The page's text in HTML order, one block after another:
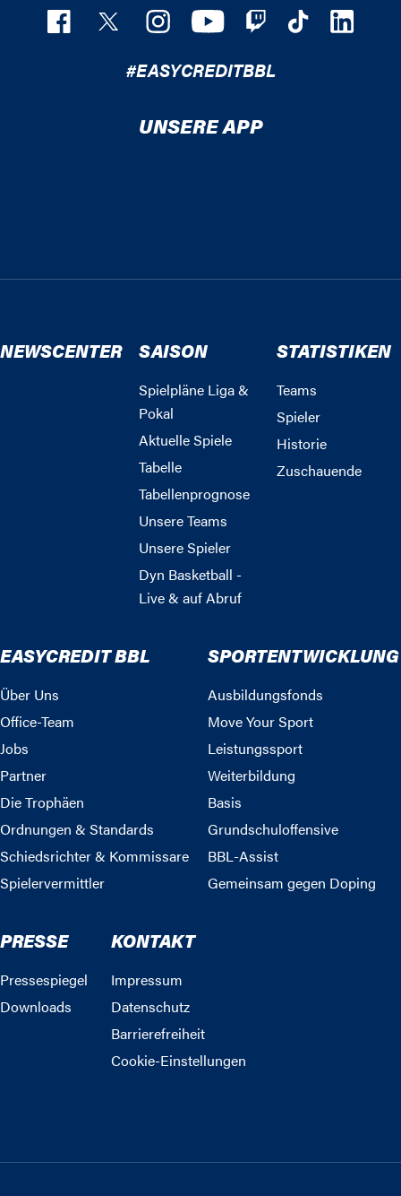
#EASYCREDITBBL
UNSERE APP
NEWSCENTER SAISON
Spielpläne Liga &
Pokal
Aktuelle Spiele
Tabelle
Tabellenprognose
Unsere Teams
Unsere Spieler
Dyn Basketball -
Live & auf Abruf
STATISTIKEN
Teams
Spieler
Historie
Zuschauende
EASYCREDIT BBL
Über Uns
Office-Team
Jobs
Partner
Die Trophäen
Ordnungen & Standards
Schiedsrichter & Kommissare
Spielervermittler
SPORTENTWICKLUNG
Ausbildungsfonds
Move Your Sport
Leistungssport
Weiterbildung
Basis
Grundschuloffensive
BBL-Assist
Gemeinsam gegen Doping
PRESSE
Pressespiegel
Downloads
KONTAKT
Impressum
Datenschutz
Barrierefreiheit
Cookie-Einstellungen